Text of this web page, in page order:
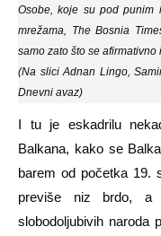
Osobe, koje su pod punim
mrežama, The Bosnia
samo zato što se
(Na slici Adnan Lingo,
Dnevni avaz)
I tu je eskadrilu
Balkana, kako se
barem od početka 19.
previše niz brdo, a
slobodoljubivih naroda